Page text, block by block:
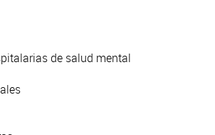
de salud mental